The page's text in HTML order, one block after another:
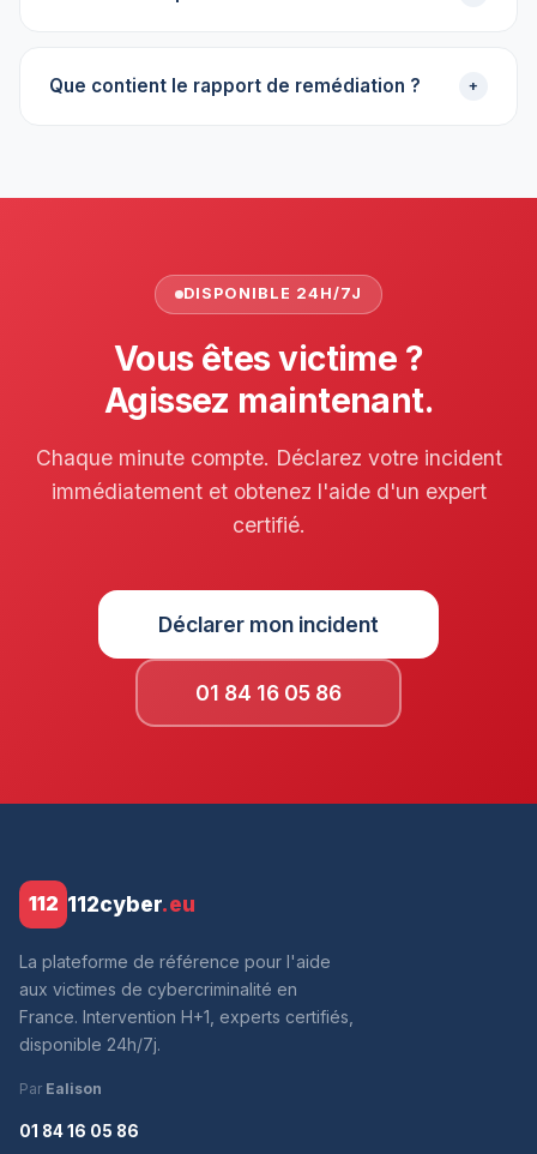
Que contient le rapport de remédiation ? +
DISPONIBLE 24H/7J
Vous êtes victime ?
Agissez maintenant.
Chaque minute compte. Déclarez votre incident
immédiatement et obtenez l'aide d'un expert
certifié.
Déclarer mon incident
01 84 16 05 86
112 112cyber.eu
La plateforme de référence pour l'aide
aux victimes de cybercriminalité en
France. Intervention H+1, experts certifiés,
disponible 24h/7j.
Par Ealison
01 84 16 05 86